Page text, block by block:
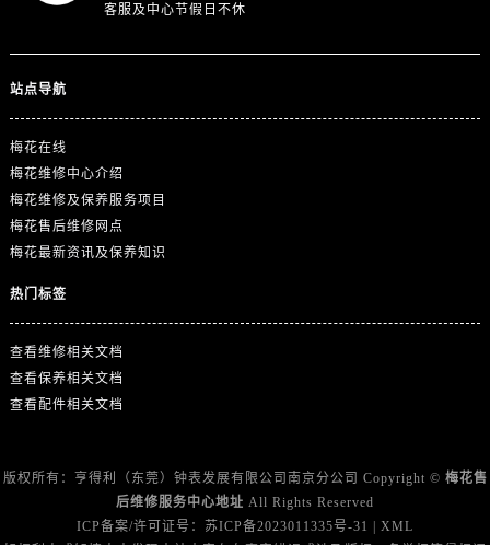
浙江省丽水市莲都区解放街售后服务中心（需提前预约）
客服及中心节假日不休
站点导航
梅花在线
梅花维修中心介绍
梅花维修及保养服务项目
梅花售后维修网点
梅花最新资讯及保养知识
热门标签
查看维修相关文档
查看保养相关文档
查看配件相关文档
版权所有：亨得利（东莞）钟表发展有限公司南京分公司 Copyright © 梅花售
后维修服务中心地址 All Rights Reserved
ICP备案/许可证号： 苏ICP备2023011335号-31 | XML